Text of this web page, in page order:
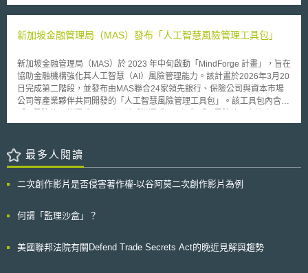
生衝突，因此印度透過封鎖中國資通訊服務之手段以牽制對方，預計此舉將
解決方案，日本總務省所整理之AI應用情境與研提之應用原則，或可作為我
維，轉化為引進多元科學技術。 為鼓勵多元科技產業進入園區，本條
稅、貨物稅、營業稅；外銷產品或勞務時，不僅營業稅的稅率為零，亦免徵
證、核准，則可免辦輸出入許可證。[3]在子法上，亦有園區進出口貨品保稅
之規範。[4]申言之，進入園區的事業，仍須有實體的物件產出，方能適用本
條例中的優惠。此仍偏屬於以工業的思維，規範園區內的產業，針對無實體
產出的業者，如以大數據分析、服務為導向的新創事業，則不適用目前相關
的租稅優惠。 在其他規範，[5]亦有輔助產業發展之租稅優惠。立於推
自行研發，[9]或員工取得獎酬股份的基礎給付，[10]亦均得選擇免課徵所得
稅。創業投資事業，[11]亦享有相關之租稅優惠。並尚有為生技新藥產業的
升級，而在人才培訓、研究、發展的投資，可抵減營利事業所得稅。[12]針
體物，而有以鼓勵「研發」為主體。換言之，新創產業研發的各個階段，仍
發的過程，應可強化新創產業既有的研發基礎。 提供新創產業稅務上
新加坡金融管理局（MAS）發布「人工智慧風險管理工具包」
新加坡金融管理局（MAS）於 2023 年中旬啟動「MindForge 計畫」，旨在
協助金融機構強化其人工智慧（AI）風險管理能力。該計畫於2026年3月20
日完成第二階段，並發布由MAS聯合24家領先銀行、保險公司與資本市場
公司等產業夥伴共同開發的「人工智慧風險管理工具包」。該工具包內含
（下稱「實施案例」），提供實務資源以管理涵蓋「傳統AI」、「生成式
AI。「營運手冊」依據MAS的監理期望，將AI 風險管理框架分為四大核
心：一、範圍與監管：建立AI治理框架並釐清AI監督的角色與責任。二、AI
性評估，並建立AI盤點清單。三、AI生命週期管理：實施AI應用完整生命週
持續支持負責任的AI應用。「實施案例」則收錄如星展銀行（DBS）及瑞士
架。 相較於新加坡著重建立全方位治理架構，資訊工業策進會科技法律研
最多人閱讀
二次創作影片是否侵害著作權-以谷阿莫二次創作影片為例
何謂「監理沙盒」？
美國聯邦法院有關Defend Trade Secrets Act的晚近見解與趨勢